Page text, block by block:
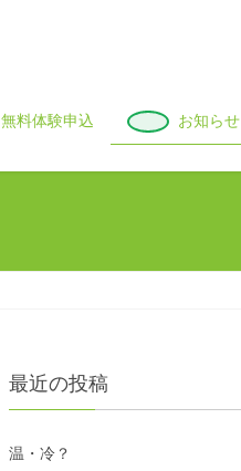
無料体験申込 お知らせ
最近の投稿
温・冷？